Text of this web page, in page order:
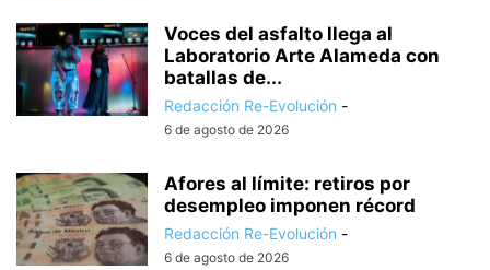
Voces del asfalto llega al
Laboratorio Arte Alameda con
batallas de...
Redacción Re-Evolución -
6 de agosto de 2026
Afores al límite: retiros por
desempleo imponen récord
Redacción Re-Evolución -
6 de agosto de 2026